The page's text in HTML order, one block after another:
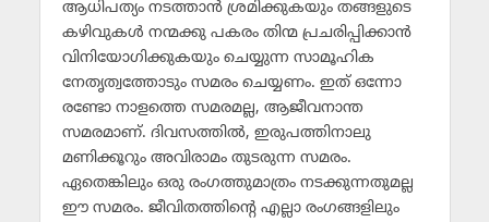
ആധിപത്യം നടത്താന്‍ ശ്രമിക്കുകയും തങ്ങളുടെ
കഴിവുകള്‍ നന്മക്കു പകരം തിന്മ പ്രചരിപ്പിക്കാന്‍
വിനിയോഗിക്കുകയും ചെയ്യുന്ന സാമൂഹിക
നേതൃത്വത്തോടും സമരം ചെയ്യണം. ഇത് ഒന്നോ
രണ്ടോ നാളത്തെ സമരമല്ല, ആജീവനാന്ത
സമരമാണ്. ദിവസത്തില്‍, ഇരുപത്തിനാലു
മണിക്കൂറും അവിരാമം തുടരുന്ന സമരം.
ഏതെങ്കിലും ഒരു രംഗത്തുമാത്രം നടക്കുന്നതുമല്ല
ഈ സമരം. ജീവിതത്തിന്റെ എല്ലാ രംഗങ്ങളിലും